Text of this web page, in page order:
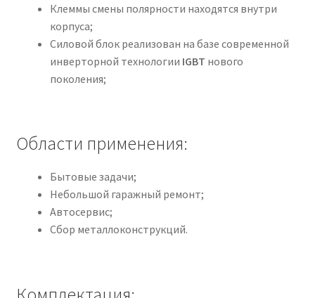
Клеммы смены полярности находятся внутри
корпуса;
Силовой блок реализован на базе современной
инверторной технологии IGBT нового
поколения;
Области применения:
Бытовые задачи;
Небольшой гаражный ремонт;
Автосервис;
Сбор металлоконструкций.